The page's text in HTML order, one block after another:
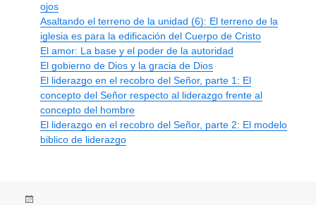
ojos
Asaltando el terreno de la unidad (6): El terreno de la
iglesia es para la edificación del Cuerpo de Cristo
El amor: La base y el poder de la autoridad
El gobierno de Dios y la gracia de Dios
El liderazgo en el recobro del Señor, parte 1: El
concepto del Señor respecto al liderazgo frente al
concepto del hombre
El liderazgo en el recobro del Señor, parte 2: El modelo
biblico de liderazgo